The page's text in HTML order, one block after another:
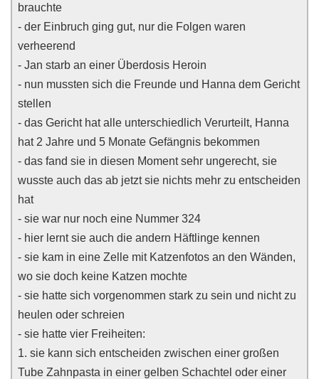
brauchte
- der Einbruch ging gut, nur die Folgen waren
verheerend
- Jan starb an einer Überdosis Heroin
- nun mussten sich die Freunde und Hanna dem Gericht
stellen
- das Gericht hat alle unterschiedlich Verurteilt, Hanna
hat 2 Jahre und 5 Monate Gefängnis bekommen
- das fand sie in diesen Moment sehr ungerecht, sie
wusste auch das ab jetzt sie nichts mehr zu entscheiden
hat
- sie war nur noch eine Nummer 324
- hier lernt sie auch die andern Häftlinge kennen
- sie kam in eine Zelle mit Katzenfotos an den Wänden,
wo sie doch keine Katzen mochte
- sie hatte sich vorgenommen stark zu sein und nicht zu
heulen oder schreien
- sie hatte vier Freiheiten:
1. sie kann sich entscheiden zwischen einer großen
Tube Zahnpasta in einer gelben Schachtel oder einer